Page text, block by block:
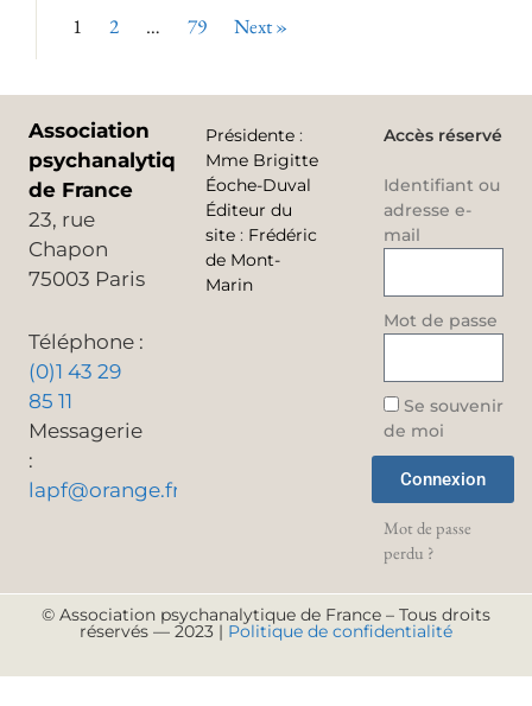
1 2 … 79 Next »
Association
psychanalytique
de France
23, rue
Chapon
75003 Paris
Téléphone :
(0)1 43 29
85 11
Messagerie
:
lapf@orange.fr
Présidente :
Mme Brigitte
Éoche-Duval
Éditeur du
site : Frédéric
de Mont-
Marin
Accès réservé
Identifiant ou
adresse e-
mail
Mot de passe
Se souvenir
de moi
Connexion
Mot de passe
perdu ?
© Association psychanalytique de France – Tous droits
réservés — 2023 | Politique de confidentialité